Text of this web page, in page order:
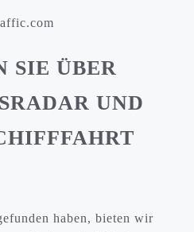
SIE ÜBER
UND
haben, bieten wir